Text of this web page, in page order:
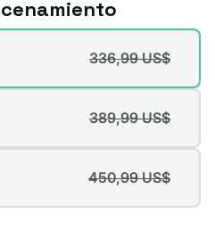
336,99 US$
389,99 US$
450,99 US$